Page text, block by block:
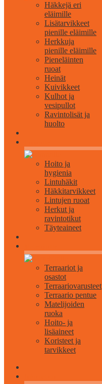
Häkkejä eri
eläimille
Lisätarvikkeet
pienille eläimille
Herkkuja
pienille eläimille
Pieneläinten
ruoat
Heinät
Kuivikkeet
Kulhot ja
vesipullot
Ravintolisät ja
huolto
Hoito ja
hygienia
Lintuhäkit
Häkkitarvikkeet
Lintujen ruoat
Herkut ja
ravintotikut
Täyteaineet
Terraariot ja
osastot
Terraariovarusteet
Terraario pentue
Matelijoiden
ruoka
Hoito- ja
lisäaineet
Koristeet ja
tarvikkeet